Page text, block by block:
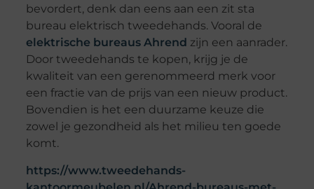
bevordert, denk dan eens aan een zit sta
bureau elektrisch tweedehands. Vooral de
elektrische bureaus Ahrend zijn een aanrader.
Door tweedehands te kopen, krijg je de
kwaliteit van een gerenommeerd merk voor
een fractie van de prijs van een nieuw product.
Bovendien is het een duurzame keuze die
zowel je gezondheid als het milieu ten goede
komt.
https://www.tweedehands-